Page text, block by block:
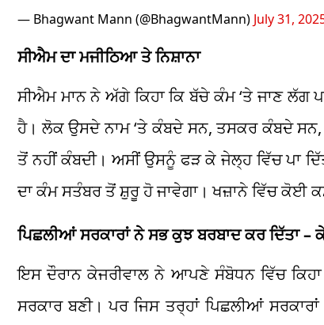
— Bhagwant Mann (@BhagwantMann) July 31,
ਸੀਐਮ ਦਾ ਮਜੀਠਿਆ ਤੇ ਨਿਸ਼ਾਨਾ
ਸੀਐਮ ਮਾਨ ਨੇ ਅੱਗੇ ਕਿਹਾ ਕਿ ਬੱਚੇ ਕੰਮ ‘ਤੇ ਜਾਣ
ਹੈ। ਲੋਕ ਉਸਦੇ ਨਾਮ ‘ਤੇ ਕੰਬਦੇ ਸਨ, ਤਸਕਰ ਕੰਬਦੇ
ਤੋਂ ਨਹੀਂ ਕੰਬਦੀ। ਅਸੀਂ ਉਸਨੂੰ ਫੜ ਕੇ ਜੇਲ੍ਹ ਵਿੱਚ ਪਾ
ਦਾ ਕੰਮ ਸਤੰਬਰ ਤੋਂ ਸ਼ੁਰੂ ਹੋ ਜਾਵੇਗਾ। ਖਜ਼ਾਨੇ ਵਿੱਚ ਕੋਈ
ਪਿਛਲੀਆਂ ਸਰਕਾਰਾਂ ਨੇ ਸਭ ਕੁਝ ਬਰਬਾਦ ਕਰ ਦਿੱਤਾ –
ਇਸ ਦੌਰਾਨ ਕੇਜਰੀਵਾਲ ਨੇ ਆਪਣੇ ਸੰਬੋਧਨ ਵਿੱਚ
ਸਰਕਾਰ ਬਣੀ। ਪਰ ਜਿਸ ਤਰ੍ਹਾਂ ਪਿਛਲੀਆਂ